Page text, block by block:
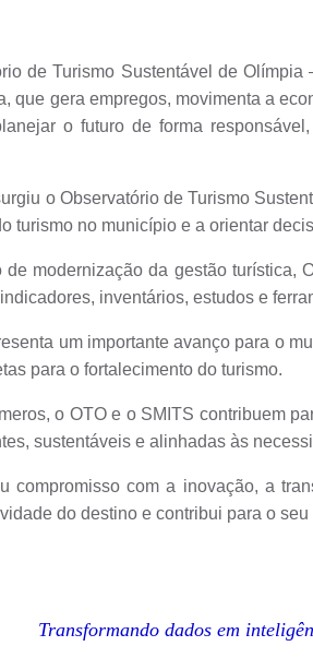
Turismo Sustentável de Olímpia
que gera empregos, movimenta a
o futuro de forma
o Observatório de Turismo
turismo no município e a orientar
modernização da gestão turística,
inventários, estudos e
um importante avanço para o
para o fortalecimento do turismo.
o OTO e o SMITS contribuem
sustentáveis e alinhadas às
com a inovação, a
do destino e contribui para o
Transformando dados em